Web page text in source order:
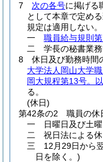
7
次の各号に掲げる
として本章で定め
規定は適用しない。
一
職員給与規則
二
学長の秘書業
8
休日及び勤務時間
大学法人岡山大学
岡大規程第13号。
る。
(休日)
第42条の2
職員の休
一
日曜日及び土
二
祝日法による休
三
12月29日から
日を除く。)